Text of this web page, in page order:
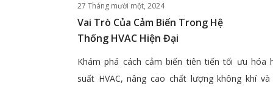
27 Tháng mười một, 2024
Vai Trò Của Cảm Biến Trong Hệ
Thống HVAC Hiện Đại
Khám phá cách cảm biến tiên tiến tối ưu hóa
suất HVAC, nâng cao chất lượng không khí